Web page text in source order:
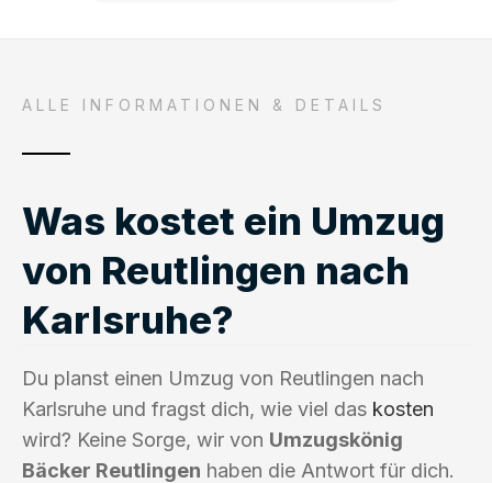
ALLE INFORMATIONEN & DETAILS
Was kostet ein Umzug
von Reutlingen nach
Karlsruhe?
Du planst einen Umzug von Reutlingen nach
Karlsruhe und fragst dich, wie viel das kosten
wird? Keine Sorge, wir von Umzugskönig
Bäcker Reutlingen haben die Antwort für dich.